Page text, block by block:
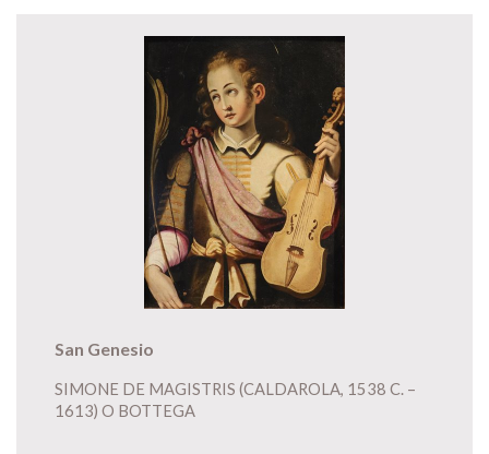
San Genesio
SIMONE DE MAGISTRIS (CALDAROLA, 1538 C. –
1613) O BOTTEGA